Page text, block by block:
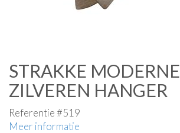
STRAKKE MODERNE
ZILVEREN HANGER
Referentie #519
Meer informatie